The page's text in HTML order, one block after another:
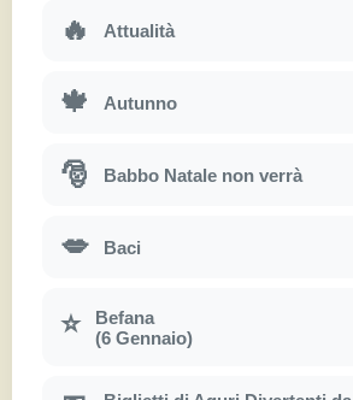
🔥 Attualità
🍁 Autunno
🎅 Babbo Natale non verrà
💋 Baci
⭐
Befana
(6 Gennaio)